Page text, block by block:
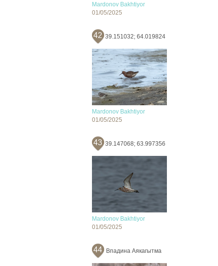
Mardonov Bakhtiyor
01/05/2025
42 39.151032; 64.019824
Mardonov Bakhtiyor
01/05/2025
43 39.147068; 63.997356
Mardonov Bakhtiyor
01/05/2025
44 Впадина Аякагытма